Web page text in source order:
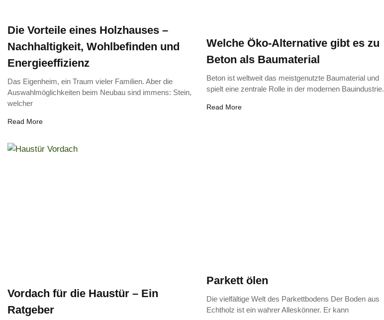
Die Vorteile eines Holzhauses –
Nachhaltigkeit, Wohlbefinden und
Energieeffizienz
Das Eigenheim, ein Traum vieler Familien. Aber die
Auswahlmöglichkeiten beim Neubau sind immens: Stein,
welcher
Read More
Welche Öko-Alternative gibt es zu
Beton als Baumaterial
Beton ist weltweit das meistgenutzte Baumaterial und
spielt eine zentrale Rolle in der modernen Bauindustrie.
Read More
Vordach für die Haustür – Ein
Ratgeber
Parkett ölen
Die vielfältige Welt des Parkettbodens Der Boden aus
Echtholz ist ein wahrer Alleskönner. Er kann